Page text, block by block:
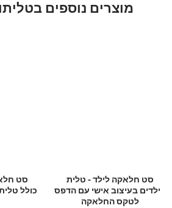
מוצרים נוספים
סט
כולל
סט חלאקה לילד - טלית
לילדים בעיצוב אישי עם הדפס
לטקס החלאקה